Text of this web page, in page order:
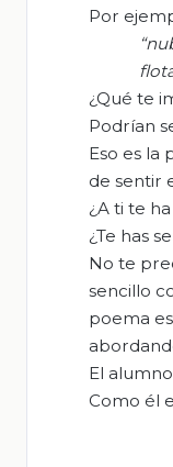
Por
¿Qué te
Podrían
Eso es la
de sentir
¿A ti te
¿Te has
No te
sencillo
poema
El
Como él